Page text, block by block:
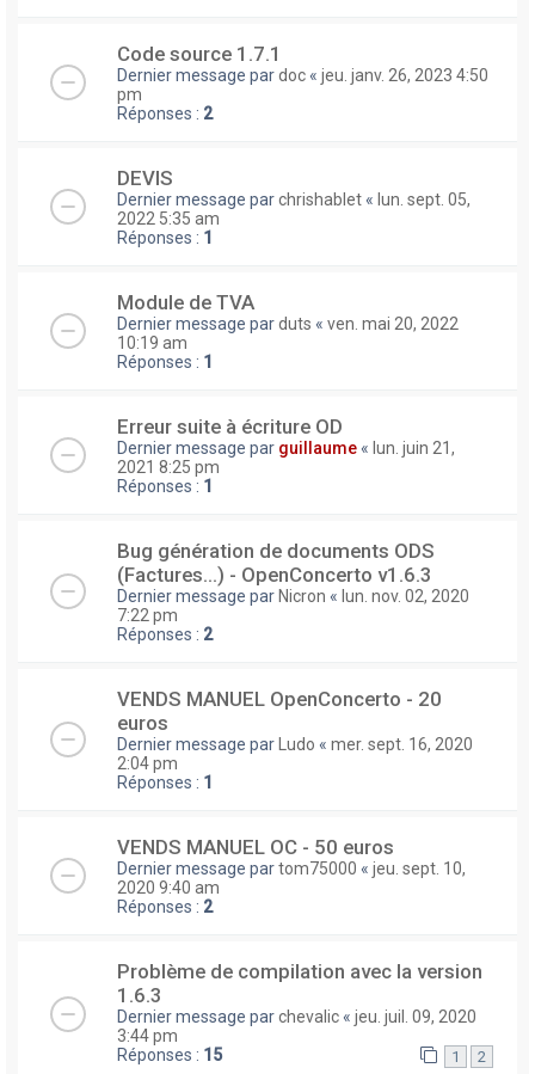
Code source 1.7.1
Dernier message pardoc « jeu. janv. 26, 2023 4:50
pm
Réponses : 2
DEVIS
Dernier message parchrishablet « lun. sept. 05,
2022 5:35 am
Réponses : 1
Module de TVA
Dernier message parduts « ven. mai 20, 2022
10:19 am
Réponses : 1
Erreur suite à écriture OD
Dernier message par guillaume « lun. juin 21,
2021 8:25 pm
Réponses : 1
Bug génération de documents ODS
(Factures...) - OpenConcerto v1.6.3
Dernier message parNicron « lun. nov. 02, 2020
7:22 pm
Réponses : 2
VENDS MANUEL OpenConcerto - 20
euros
Dernier message parLudo « mer. sept. 16, 2020
2:04 pm
Réponses : 1
VENDS MANUEL OC - 50 euros
Dernier message partom75000 « jeu. sept. 10,
2020 9:40 am
Réponses : 2
Problème de compilation avec la version
1.6.3
Dernier message parchevalic « jeu. juil. 09, 2020
3:44 pm
Réponses : 15 1 2